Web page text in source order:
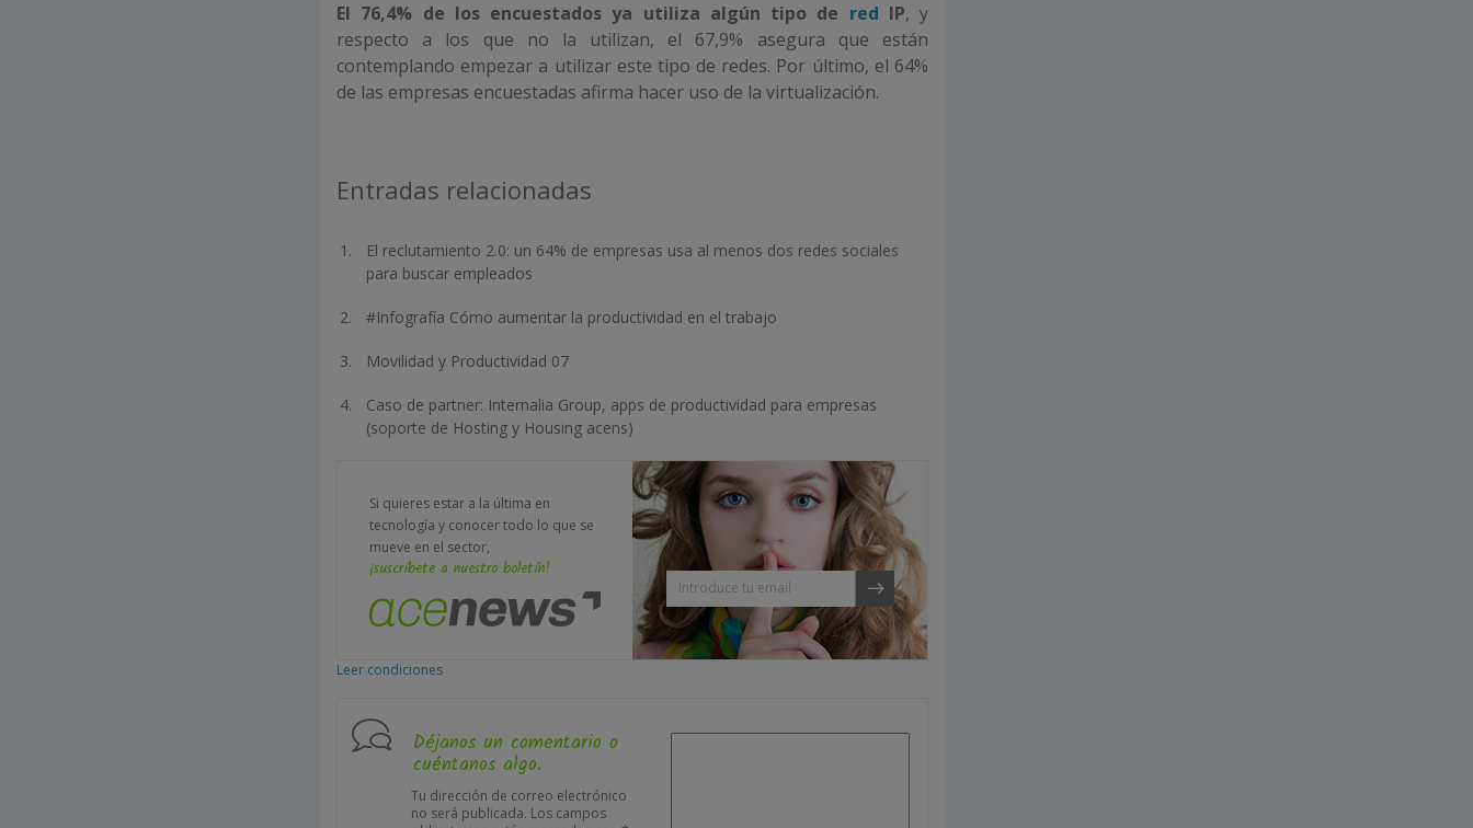
El 76,4% de los encuestados ya utiliza algún tipo de red IP, y
respecto a los que no la utilizan, el 67,9% asegura que están
contemplando empezar a utilizar este tipo de redes. Por último, el 64%
de las empresas encuestadas afirma hacer uso de la virtualización.
Entradas relacionadas
El reclutamiento 2.0: un 64% de empresas usa al menos dos redes sociales
para buscar empleados
#Infografía Cómo aumentar la productividad en el trabajo
Movilidad y Productividad 07
Caso de partner: Internalia Group, apps de productividad para empresas
(soporte de Hosting y Housing acens)
Si quieres estar a la última en
tecnología y conocer todo lo que se
mueve en el sector,
¡suscríbete a nuestro boletín!
Leer condiciones
Déjanos un comentario o
cuéntanos algo.
Tu dirección de correo electrónico
no será publicada. Los campos